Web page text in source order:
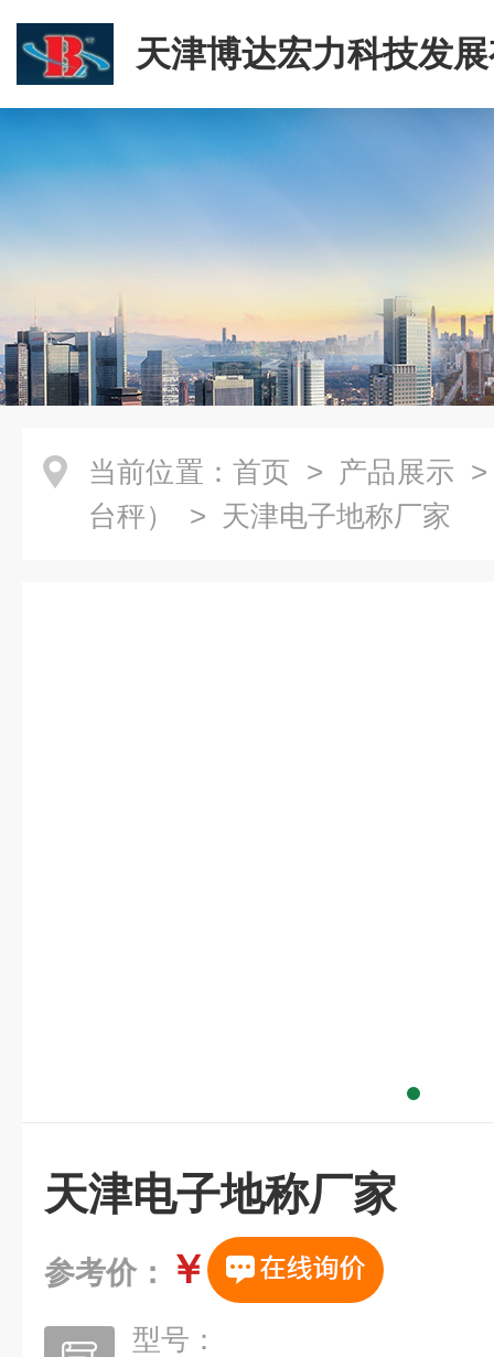
天津博达宏力科技发
司
当前位置： 首页 > 产品展示
台秤）
> 天津电子地称厂家
天津电子地称厂家
参考价： ￥
型号：